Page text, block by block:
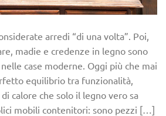
arredi “di una volta”. Poi,
madie e credenze in legno sono
case moderne. Oggi più che mai
equilibrio tra funzionalità,
calore che solo il legno vero sa
mobili contenitori: sono pezzi […]